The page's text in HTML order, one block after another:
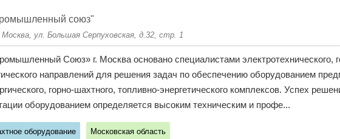
союз"
Москва, ул. Большая Серпуховская, д.32, стр. 1
Союз» г. Москва основано специалистами электротехнического,
направлений для решения задач по обеспечению оборудованием
горно-шахтного, топливно-энергетического комплексов. Успех
оборудованием определяется высоким техническим и профе...
оборудование Московская область